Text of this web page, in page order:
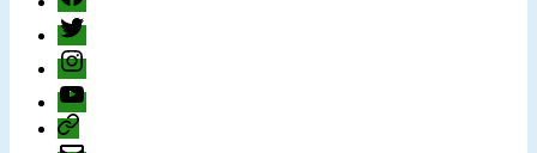
Twitter
Instagram
YouTube
change.org
E-